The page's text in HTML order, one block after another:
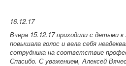
16.12.17
Вчера 15.12.17 приходили с детьми
повышала голос и вела себя
сотрудника на соответствие
Спасибо. С уважением, Алексей